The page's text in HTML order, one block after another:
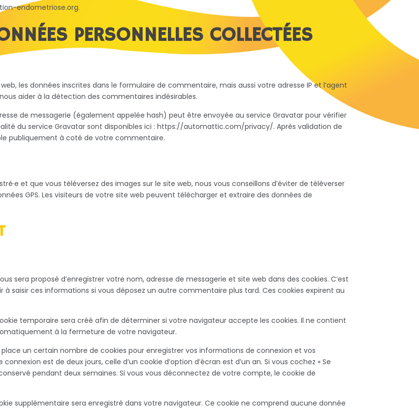
endometriose.org.
PERSONNELLES COLLECTÉES
les données inscrites dans le formulaire de commentaire, mais aussi votre adresse IP et l’agent
aider à la détection des commentaires indésirables.
de messagerie (également appelée hash) peut être envoyée au service Gravatar pour vérifier
du service Gravatar sont disponibles ici : https://automattic.com/privacy/. Après validation de
publiquement à coté de votre commentaire.
et que vous téléversez des images sur le site web, nous vous conseillons d’éviter de téléverser
GPS. Les visiteurs de votre site web peuvent télécharger et extraire des données de
sera proposé d’enregistrer votre nom, adresse de messagerie et site web dans des cookies. C’est
saisir ces informations si vous déposez un autre commentaire plus tard. Ces cookies expirent au
temporaire sera créé afin de déterminer si votre navigateur accepte les cookies. Il ne contient
à la fermeture de votre navigateur.
un certain nombre de cookies pour enregistrer vos informations de connexion et vos
est de deux jours, celle d’un cookie d’option d’écran est d’un an. Si vous cochez « Se
pendant deux semaines. Si vous vous déconnectez de votre compte, le cookie de
supplémentaire sera enregistré dans votre navigateur. Ce cookie ne comprend aucune donnée